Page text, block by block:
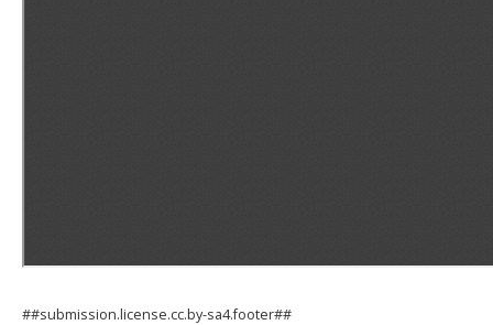
##submission.license.cc.by-sa4.footer##